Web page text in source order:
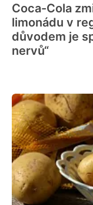
Coca-Cola
limonádu v
důvodem je
nervů“